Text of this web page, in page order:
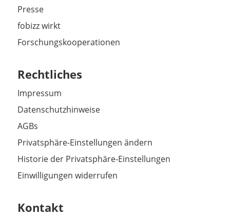
Presse
fobizz wirkt
Forschungskooperationen
Rechtliches
Impressum
Datenschutzhinweise
AGBs
Privatsphäre-Einstellungen ändern
Historie der Privatsphäre-Einstellungen
Einwilligungen widerrufen
Kontakt